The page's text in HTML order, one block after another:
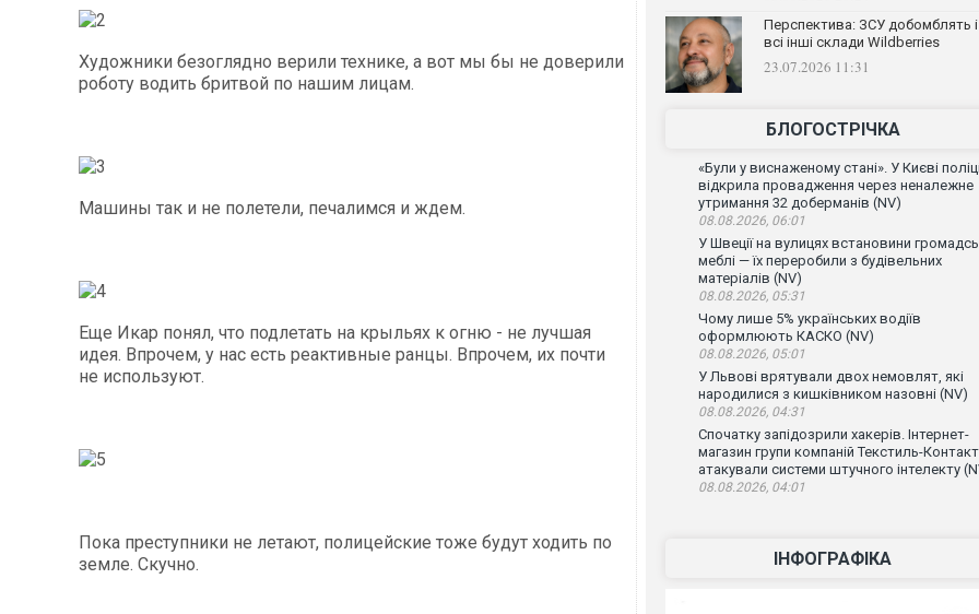
Художники безоглядно верили технике, а вот мы бы не доверили
роботу водить бритвой по нашим лицам.
Машины так и не полетели, печалимся и ждем.
Еще Икар понял, что подлетать на крыльях к огню - не лучшая
идея. Впрочем, у нас есть реактивные ранцы. Впрочем, их почти
не используют.
Пока преступники не летают, полицейские тоже будут ходить по
земле. Скучно.
Перспектива: ЗСУ добомблять і
всі інші склади Wildberries
23.07.2026 11:31
БЛОГОСТРІЧКА
«Були у виснаженому стані». У Києві
відкрила провадження через неналежне
утримання 32 доберманів (NV)
08.08.2026, 06:01
У Швеції на вулицях встановини
меблі — їх переробили з будівельних
матеріалів (NV)
08.08.2026, 05:31
Чому лише 5% українських водіїв
оформлюють КАСКО (NV)
08.08.2026, 05:01
У Львові врятували двох немовлят, які
народилися з кишківником назовні (NV)
08.08.2026, 04:31
Спочатку запідозрили хакерів. Інтернет-
магазин групи компаній Текстиль-Контакт
атакували системи штучного інтелекту
08.08.2026, 04:01
ІНФОГРАФІКА